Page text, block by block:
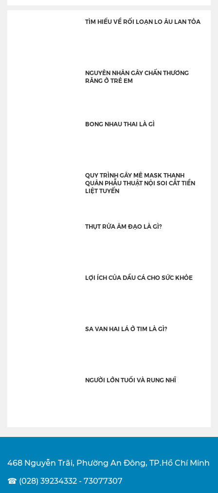
TÌM HIỂU VỀ RỐI LOẠN LO ÂU LAN TỎA
NGUYÊN NHÂN GÂY CHẤN THƯƠNG
RĂNG Ở TRẺ EM
BONG NHAU THAI LÀ GÌ
QUY TRÌNH GÂY MÊ MASK THANH
QUẢN PHẪU THUẬT NỘI SOI CẮT TIỀN
LIỆT TUYẾN
THỤT RỬA ÂM ĐẠO LÀ GÌ?
LỢI ÍCH CỦA DẦU CÁ CHO SỨC KHỎE
SA VAN HAI LÁ Ở TIM LÀ GÌ?
NGƯỜI LỚN TUỔI VÀ RUNG NHĨ
468 Nguyễn Trãi, Phường An Đông, TP.Hồ Chí Minh
☎ (028) 39234332 - 73077307